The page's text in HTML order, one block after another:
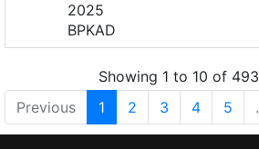
2025
BPKAD
Showing 1 to 10 of
Previous
1 2 3 4 5